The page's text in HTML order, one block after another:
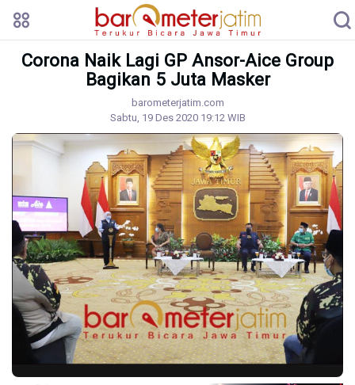
Corona Naik Lagi GP Ansor-Aice Group
Bagikan 5 Juta Masker
barometerjatim.com
Sabtu, 19 Des 2020 19:12 WIB